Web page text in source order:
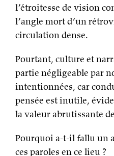
l’étroitesse de vision
l’angle mort d’un
circulation dense.
Pourtant, culture et
partie négligeable par
intentionnées, car
pensée est inutile,
la valeur abrutissante
Pourquoi a-t-il fallu un
ces paroles en ce lieu ?